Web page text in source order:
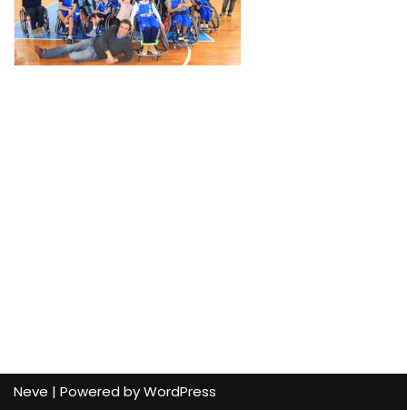
Neve | Powered byWordPress